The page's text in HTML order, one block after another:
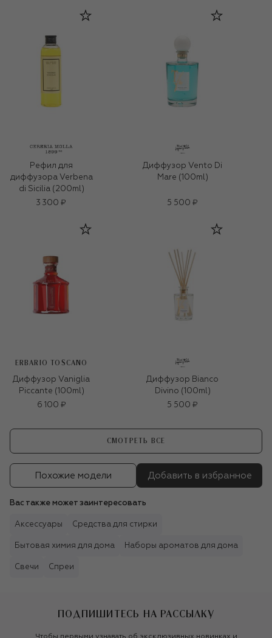
Рефил для
диффузора Verbena
di Sicilia (200ml)
3 300 ₽
Диффузор Vento Di
Mare (100ml)
5 500 ₽
ERBARIO TOSCANO
Диффузор Vaniglia
Piccante (100ml)
6 100 ₽
Диффузор Bianco
Divino (100ml)
5 500 ₽
СМОТРЕТЬ ВСЕ
Похожие модели Добавить в избранное
Вас также может заинтересовать
Аксессуары Средства для стирки
Бытовая химия для дома Наборы ароматов для дома
Свечи Спреи
ПОДПИШИТЕСЬ НА РАССЫЛКУ